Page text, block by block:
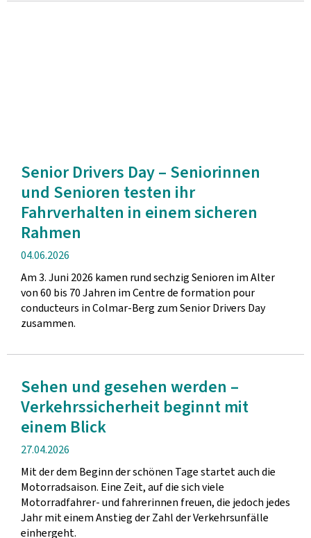
Senior Drivers Day – Seniorinnen
und Senioren testen ihr
Fahrverhalten in einem sicheren
Rahmen
Veröffentlichung
04.06.2026
Am 3. Juni 2026 kamen rund sechzig Senioren im Alter
von 60 bis 70 Jahren im Centre de formation pour
conducteurs in Colmar-Berg zum Senior Drivers Day
zusammen.
Sehen und gesehen werden –
Verkehrssicherheit beginnt mit
einem Blick
Veröffentlichung
27.04.2026
Mit der dem Beginn der schönen Tage startet auch die
Motorradsaison. Eine Zeit, auf die sich viele
Motorradfahrer- und fahrerinnen freuen, die jedoch jedes
Jahr mit einem Anstieg der Zahl der Verkehrsunfälle
einhergeht.